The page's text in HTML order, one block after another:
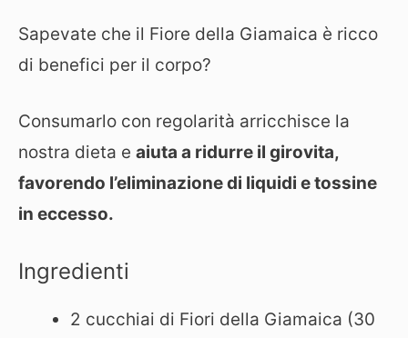
Sapevate che il Fiore della Giamaica è ricco
di benefici per il corpo?
Consumarlo con regolarità arricchisce la
nostra dieta e aiuta a ridurre il girovita,
favorendo l’eliminazione di liquidi e tossine
in eccesso.
Ingredienti
2 cucchiai di Fiori della Giamaica (30